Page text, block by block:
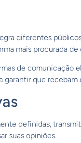
diferentes
mais procurada
de comunicação
garantir que recebam
definidas,
suas opiniões.